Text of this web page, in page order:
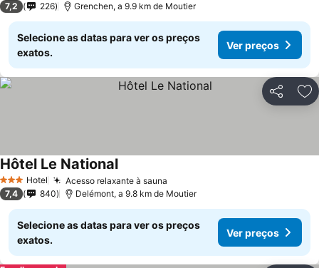
7,2 226 Grenchen, a 9.9 km de Moutier
Selecione as datas para ver os preços
exatos.
Ver preços
Partilhar
3 EstrelasHotel Acesso relaxante à sauna
Hôtel Le National
7,4 840 Delémont, a 9.8 km de Moutier
Selecione as datas para ver os preços
exatos.
Ver preços